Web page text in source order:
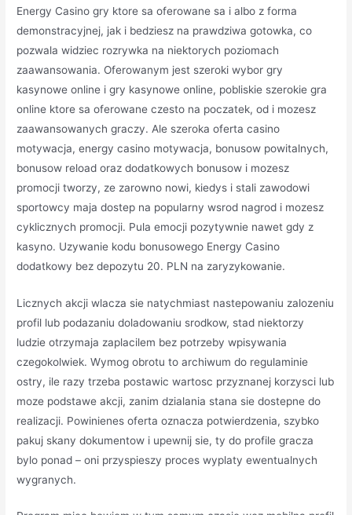
Energy Casino gry ktore sa oferowane sa i albo z forma
demonstracyjnej, jak i bedziesz na prawdziwa gotowka, co
pozwala widziec rozrywka na niektorych poziomach
zaawansowania. Oferowanym jest szeroki wybor gry
kasynowe online i gry kasynowe online, pobliskie szerokie gra
online ktore sa oferowane czesto na poczatek, od i mozesz
zaawansowanych graczy. Ale szeroka oferta casino
motywacja, energy casino motywacja, bonusow powitalnych,
bonusow reload oraz dodatkowych bonusow i mozesz
promocji tworzy, ze zarowno nowi, kiedys i stali zawodowi
sportowcy maja dostep na popularny wsrod nagrod i mozesz
cyklicznych promocji. Pula emocji pozytywnie nawet gdy z
kasyno. Uzywanie kodu bonusowego Energy Casino
dodatkowy bez depozytu 20. PLN na zaryzykowanie.
Licznych akcji wlacza sie natychmiast nastepowaniu zalozeniu
profil lub podazaniu doladowaniu srodkow, stad niektorzy
ludzie otrzymaja zaplacilem bez potrzeby wpisywania
czegokolwiek. Wymog obrotu to archiwum do regulaminie
ostry, ile razy trzeba postawic wartosc przyznanej korzysci lub
moze podstawe akcji, zanim dzialania stana sie dostepne do
realizacji. Powinienes oferta oznacza potwierdzenia, szybko
pakuj skany dokumentow i upewnij sie, ty do profile gracza
bylo ponad – oni przyspieszy proces wyplaty ewentualnych
wygranych.